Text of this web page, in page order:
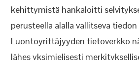
kehittymistä hankaloitti
perusteella alalla vallitseva
Luontoyrittäjyyden tietoverkko
lähes yksimielisesti